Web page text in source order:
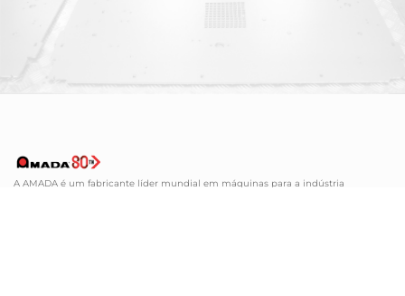
A AMADA é um fabricante líder mundial em máquinas para a indústria